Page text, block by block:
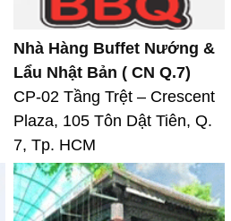
Nhà Hàng Buffet Nướng &
Lẩu Nhật Bản ( CN Q.7)
CP-02 Tầng Trệt – Crescent
Plaza, 105 Tôn Dật Tiên, Q.
7, Tp. HCM